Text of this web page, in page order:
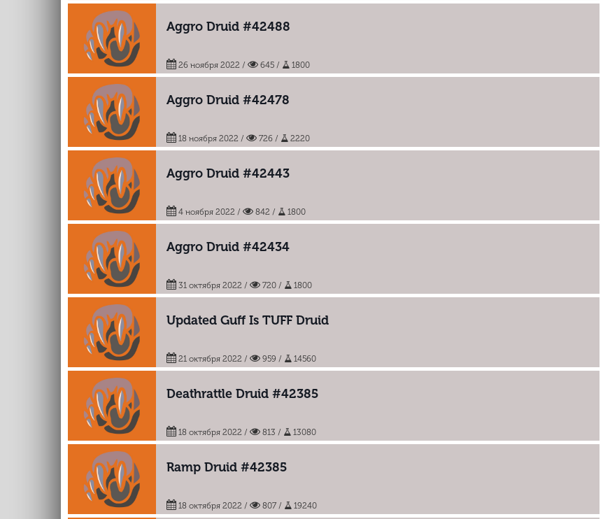
Aggro Druid #42488
26 ноября 2022 / 645 / 1800
Aggro Druid #42478
18 ноября 2022 / 726 / 2220
Aggro Druid #42443
4 ноября 2022 / 842 / 1800
Aggro Druid #42434
31 октября 2022 / 720 / 1800
Updated Guff Is TUFF Druid
21 октября 2022 / 959 / 14560
Deathrattle Druid #42385
18 октября 2022 / 813 / 13080
Ramp Druid #42385
18 октября 2022 / 807 / 19240